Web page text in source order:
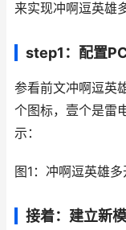
来实现冲啊逗英雄
step1：配置
参看前文冲啊逗英
个图标，壹个是雷
示：
图1：冲啊逗英雄
接着：建立新